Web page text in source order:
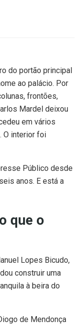
do portão principal
ao palácio. Por
frontões,
Mardel deixou
em vários
O interior foi
Público desde
anos. E está a
que o
Lopes Bicudo,
construir uma
à beira do
de Mendonça